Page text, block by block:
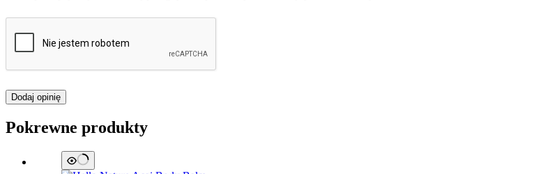
Dodaj opinię
Pokrewne produkty